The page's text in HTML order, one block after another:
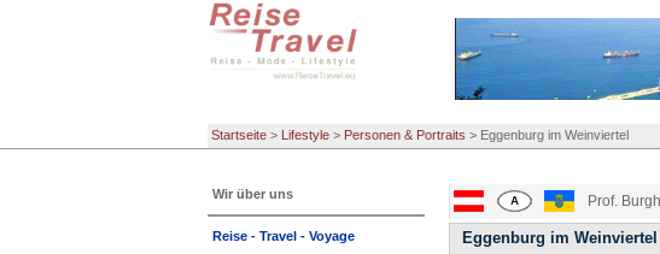
Startseite > Lifestyle > Personen & Portraits > Eggenburg im Weinviertel
Prof.
Eggenburg im Weinviertel
Wir über uns
Reise - Travel - Voyage